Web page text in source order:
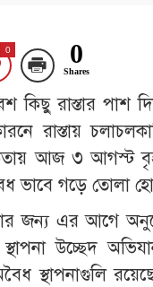
0 0
Shares
কিছু রাস্তার পাশ
রাস্তায়
আজ ৩ আগস্ট
ভাবে গড়ে তোলা
জন্য এর আগে
উচ্ছেদ
স্থাপনাগুলি